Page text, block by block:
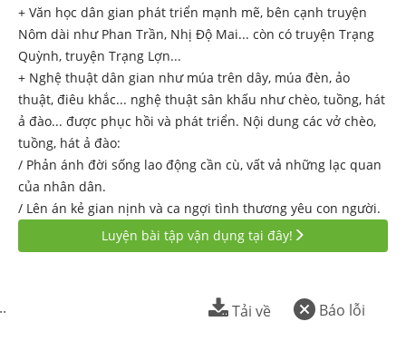
+ Văn học dân gian phát triển mạnh mẽ, bên cạnh truyện
Nôm dài như Phan Trần, Nhị Độ Mai... còn có truyện Trạng
Quỳnh, truyện Trạng Lợn...
+ Nghệ thuật dân gian như múa trên dây, múa đèn, ảo
thuật, điêu khắc... nghệ thuật sân khấu như chèo, tuồng, hát
ả đào... được phục hồi và phát triển. Nội dung các vở chèo,
tuồng, hát ả đào:
/ Phản ánh đời sống lao động cần cù, vất vả những lạc quan
của nhân dân.
/ Lên án kẻ gian nịnh và ca ngợi tình thương yêu con người.
Luyện bài tập vận dụng tại đây!
Báo lỗi
Tải về